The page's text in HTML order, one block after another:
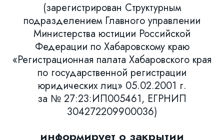
(зарегистрирован Структурным
подразделением Главного управлении
Министерства юстиции Российской
Федерации по Хабаровскому краю
«Регистрационная палата Хабаровского края
по государственной регистрации
юридических лиц» 05.02.2001 г.
за № 27:23:ИП005461, ЕГРНИП
304272209900036)
информирует о закрытии